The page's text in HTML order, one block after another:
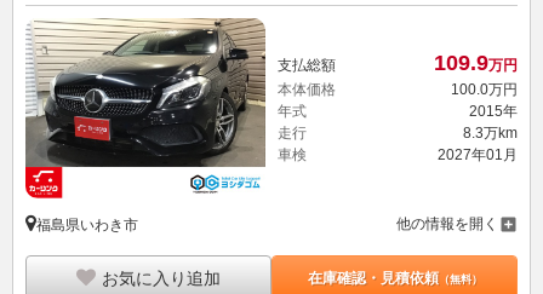
支払総額 109.9万円
本体価格
100.0万円
年式
2015年
走行
8.3万km
車検
2027年01月
福島県いわき市 他の情報を開く
お気に入り追加 在庫確認・見積依頼（無料）